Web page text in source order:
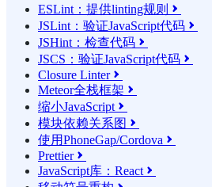
ESLint：提供linting规则 
JSLint：验证JavaScript代码 
JSHint：检查代码 
JSCS：验证JavaScript代码 
Closure Linter
Meteor全栈框架 
缩小JavaScript 
模块依赖关系图 
使用PhoneGap/Cordova 
Prettier
JavaScript库：React 